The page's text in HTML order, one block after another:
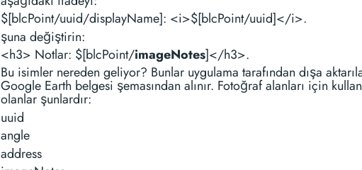
$[blcPoint/uuid/displayName]: <i>$[blcPoint/uuid]</i>.
şuna değiştirin:
<h3> Notlar: $[blcPoint/imageNotes]</h3>.
Bu isimler nereden geliyor? Bunlar uygulama tarafından dışa
Google Earth belgesi şemasından alınır. Fotoğraf alanları için
olanlar şunlardır:
uuid
angle
address